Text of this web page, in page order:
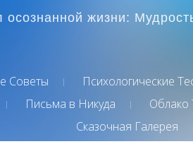
осознанной жизни:
Советы Психологические
Письма в Никуда Облако
Сказочная Галерея